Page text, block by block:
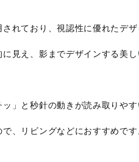
れており、視認性に優れたデ
見え、影までデザインする美
」と秒針の動きが読み取りや
、リビングなどにおすすめです